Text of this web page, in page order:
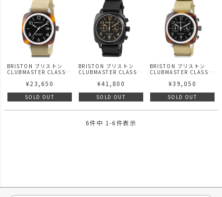
BRISTON ブリストン
CLUBMASTER CLASSIC
WATCH / 腕時計
¥23,650
SOLD OUT
BRISTON ブリストン
CLUBMASTER CLASSIC
BLACK MATT WATCH /
¥41,800
SOLD OUT
BRISTON ブリストン
CLUBMASTER CLASSIC
TORTOISE WATCH / 腕
¥39,050
SOLD OUT
6件中 1 -6件表示